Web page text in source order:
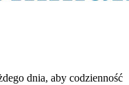
dnia, aby codzienność